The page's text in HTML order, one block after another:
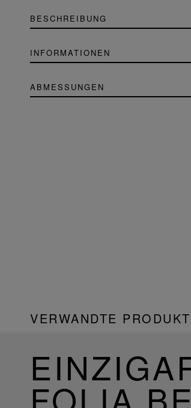
BESCHREIBUNG
INFORMATIONEN
ABMESSUNGEN
VERWANDTE
FOLIA